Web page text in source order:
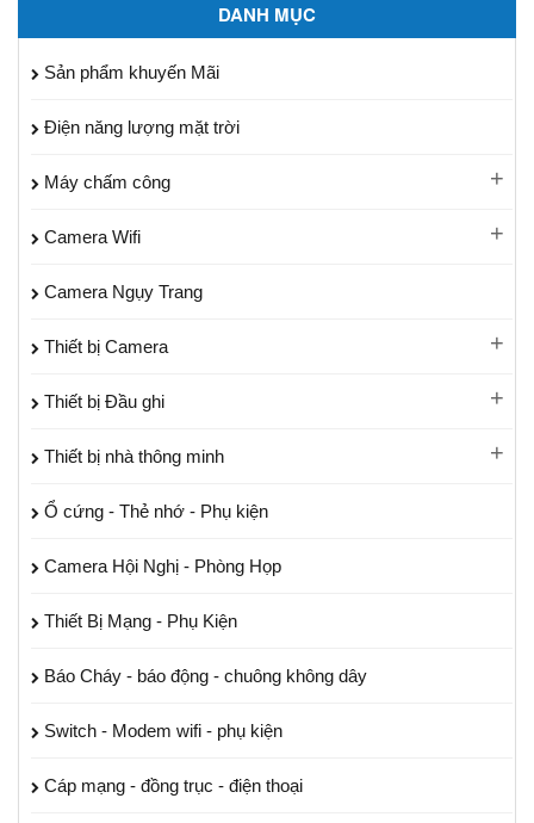
DANH MỤC
Sản phẩm khuyến Mãi
Điện năng lượng mặt trời
Máy chấm công
Camera Wifi
Camera Ngụy Trang
Thiết bị Camera
Thiết bị Đầu ghi
Thiết bị nhà thông minh
Ổ cứng - Thẻ nhớ - Phụ kiện
Camera Hội Nghị - Phòng Họp
Thiết Bị Mạng - Phụ Kiện
Báo Cháy - báo động - chuông không dây
Switch - Modem wifi - phụ kiện
Cáp mạng - đồng trục - điện thoại